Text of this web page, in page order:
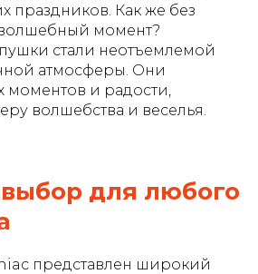
праздников. Как же без
момент?
стали неотъемлемой
атмосферы. Они
моментов и радости,
волшебства и веселья.
для любого
представлен широкий